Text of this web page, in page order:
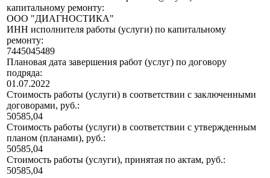
капитальному ремонту:
ООО "ДИАГНОСТИКА"
ИНН исполнителя работы (услуги) по капитальному
ремонту:
7445045489
Плановая дата завершения работ (услуг) по договору
подряда:
01.07.2022
Стоимость работы (услуги) в соответствии с заключенными
договорами, руб.:
50585,04
Стоимость работы (услуги) в соответствии с утвержденным
планом (планами), руб.:
50585,04
Стоимость работы (услуги), принятая по актам, руб.:
50585,04